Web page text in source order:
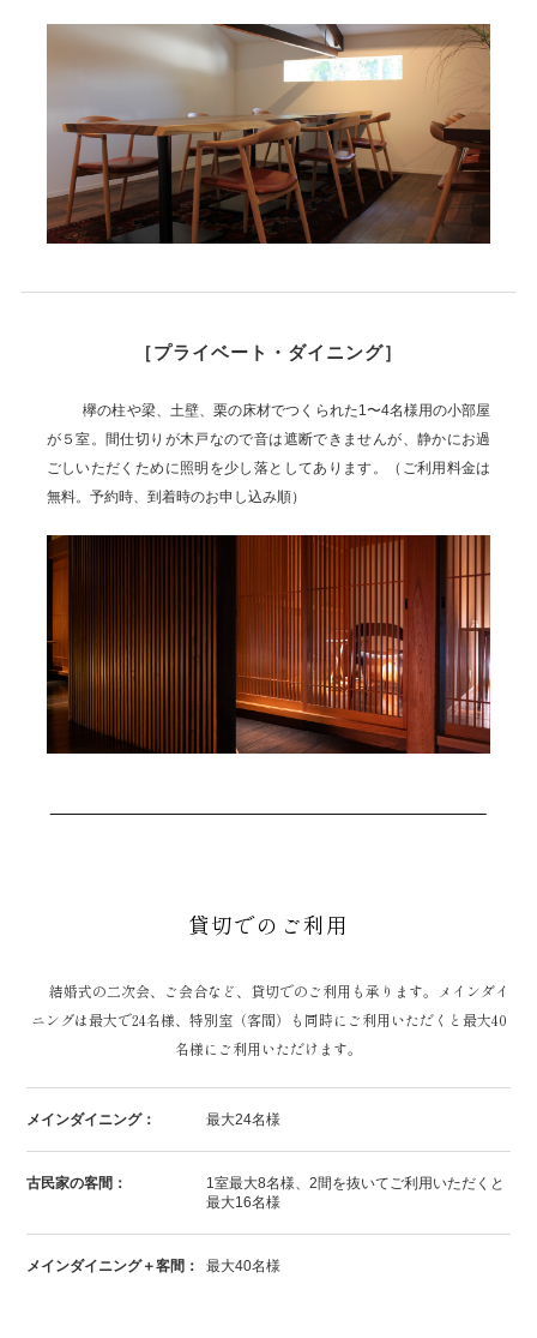
［プライベート・ダイニング］
欅の柱や梁、土壁、栗の床材でつくられた1〜4名様用の小部屋
が５室。間仕切りが木戸なので音は遮断できませんが、静かにお過
ごしいただくために照明を少し落としてあります。（ご利用料金は
無料。予約時、到着時のお申し込み順）
貸切でのご利用
結婚式の二次会、ご会合など、貸切でのご利用も承ります。
メインダイ
ニングは最大で24名様、特別室（客間）も同時にご利用いただくと最大40
名様にご利用いただけます。
メインダイニング： 最大24名様
古民家の客間：
1室最大8名様、2間を抜いてご利用いただくと
最大16名様
メインダイニング＋客間： 最大40名様